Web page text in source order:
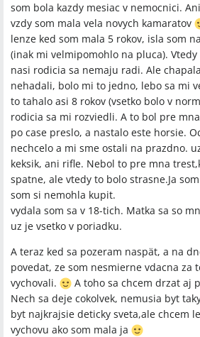
som bola kazdy mesiac v nemocnici.
vzdy som mala vela novych kamaratov
lenze ked som mala 5 rokov, isla som
(inak mi velmipomohlo na pluca).
nasi rodicia sa nemaju radi. Ale
nehadali, bolo mi to jedno, lebo sa mi
to tahalo asi 8 rokov (vsetko bolo v
rodicia sa mi rozviedli. A to bol pre
po case preslo, a nastalo este horsie.
nechcelo a mi sme ostali na prazdno.
keksik, ani rifle. Nebol to pre mna
spatne, ale vtedy to bolo strasne.Ja
som si nemohla kupit.
vydala som sa v 18-tich. Matka sa so
uz je vsetko v poriadku.
A teraz ked sa pozeram naspät, a na
povedat, ze som nesmierne vdacna za
vychovali.
A toho sa chcem drzat aj
Nech sa deje cokolvek, nemusia byt
byt najkrajsie deticky sveta,ale chcem
vychovu ako som mala ja